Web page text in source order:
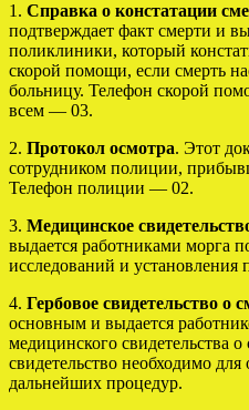
1. Справка о констатации
подтверждает факт смерти и
поликлиники, который
скорой помощи, если смерть
больницу. Телефон скорой
всем — 03.
2. Протокол осмотра. Этот
сотрудником полиции,
Телефон полиции — 02.
3. Медицинское
выдается работниками морга
исследований и установления
4. Гербовое свидетельство о
основным и выдается
медицинского свидетельства
свидетельство необходимо
дальнейших процедур.